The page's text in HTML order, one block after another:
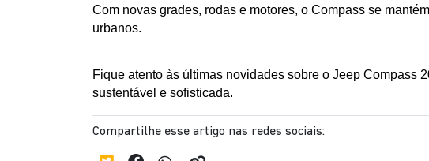
Com novas grades, rodas e motores, o Compass se
urbanos.
Fique atento às últimas novidades sobre o Jeep Compass
sustentável e sofisticada.
Compartilhe esse artigo nas redes sociais: